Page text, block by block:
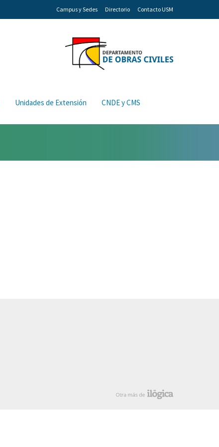
Campus y Sedes Directorio Contacto USM
Unidades de Extensión CNDE y CMS